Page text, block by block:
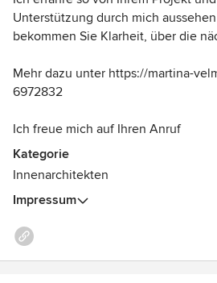
an Lieferanten, Herstellern und
Umsetzung oder bereite Ihr Projekt
können
meine Expertentipps.
Auszeichnungen:
b.d.i.a. ausgezeichnet
Otto Bartning Förderpreis
Unterstützung durch mich
bekommen Sie Klarheit, über die
Mehr dazu unter https://martina-
6972832
Ich freue mich auf Ihren Anruf
Kategorie
Innenarchitekten
Impressum